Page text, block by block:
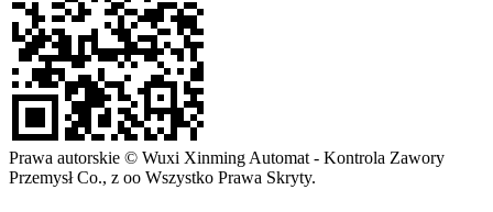
Prawa autorskie © Wuxi Xinming Automat - Kontrola Zawory
Przemysł Co., z oo Wszystko Prawa Skryty.